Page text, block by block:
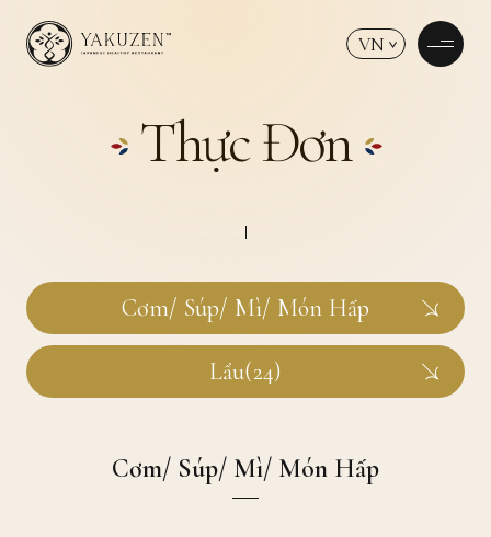
VN
Thực Đơn
Cơm/ Súp/ Mì/ Món Hấp
Lẩu(24)
Cơm/ Súp/ Mì/ Món Hấp